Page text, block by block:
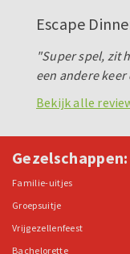
Escape
"Super spel, zit
een andere
Bekijk alle
Gezelschappen:
Familie-uitjes
Groepsuitje
Vrijgezellenfeest
Bachelorette